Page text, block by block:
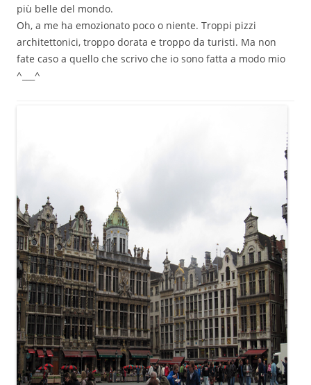
più belle del mondo.
Oh, a me ha emozionato poco o niente. Troppi pizzi
architettonici, troppo dorata e troppo da turisti. Ma non
fate caso a quello che scrivo che io sono fatta a modo mio
^___^